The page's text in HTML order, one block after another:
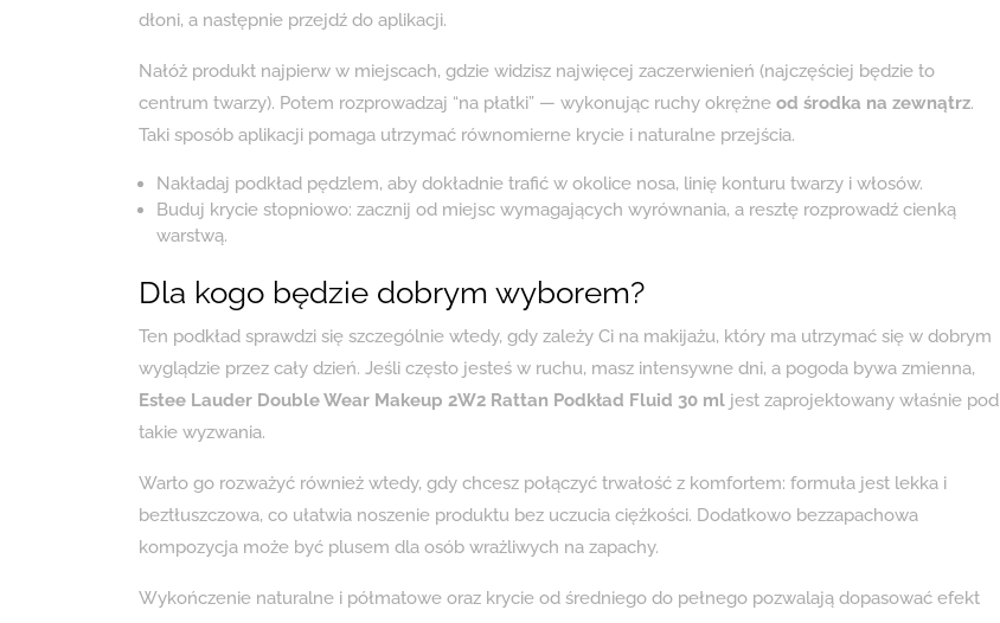
dłoni, a następnie przejdź do aplikacji.
Nałóż produkt najpierw w miejscach, gdzie widzisz najwięcej zaczerwienień (najczęściej będzie to
centrum twarzy). Potem rozprowadzaj “na płatki” — wykonując ruchy okrężne od środka na zewnątrz.
Taki sposób aplikacji pomaga utrzymać równomierne krycie i naturalne przejścia.
Nakładaj podkład pędzlem, aby dokładnie trafić w okolice nosa, linię konturu twarzy i włosów.
Buduj krycie stopniowo: zacznij od miejsc wymagających wyrównania, a resztę rozprowadź cienką
warstwą.
Dla kogo będzie dobrym wyborem?
Ten podkład sprawdzi się szczególnie wtedy, gdy zależy Ci na makijażu, który ma utrzymać się w dobrym
wyglądzie przez cały dzień. Jeśli często jesteś w ruchu, masz intensywne dni, a pogoda bywa zmienna,
Estee Lauder Double Wear Makeup 2W2 Rattan Podkład Fluid 30 ml jest zaprojektowany właśnie pod
takie wyzwania.
Warto go rozważyć również wtedy, gdy chcesz połączyć trwałość z komfortem: formuła jest lekka i
beztłuszczowa, co ułatwia noszenie produktu bez uczucia ciężkości. Dodatkowo bezzapachowa
kompozycja może być plusem dla osób wrażliwych na zapachy.
Wykończenie naturalne i półmatowe oraz krycie od średniego do pełnego pozwalają dopasować efekt